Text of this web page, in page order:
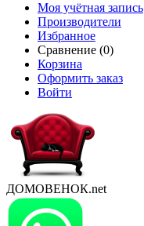
Моя учётная запись
Производители
Избранное
Сравнение (0)
Корзина
Оформить заказ
Войти
ДОМОВЕНОК.net